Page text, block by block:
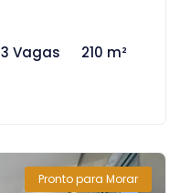
3 Vagas 210 m²
Pronto para Morar